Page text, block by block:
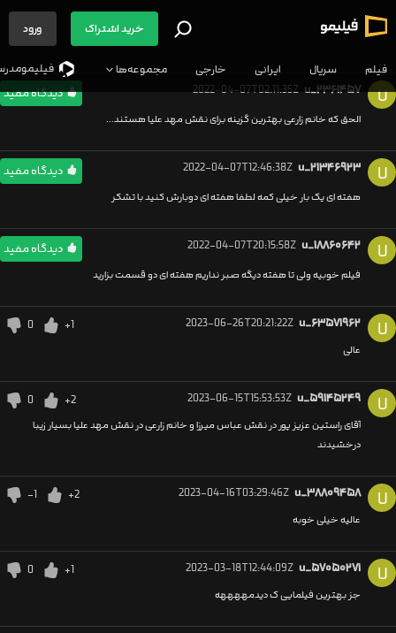
فیلم سریال ایرانی خارجی مجموعه‌ها
خرید اشتراک ورود
U u_۲۳۶۱۴۵۷ 2022-04-07T02:11:35Z دیدگاه مفید
الحق که خانم زارعی بهترین گزینه برای نقش مهد علیا هستند...
U u_۲۱۳۴۶۹۲۳ 2022-04-07T12:46:38Z دیدگاه مفید
هفته ای یک بار خیلی کمه لطفا هفته ای دوبارش کنید با تشکر
U u_۱۸۸۶۰۶۴۲ 2022-04-07T20:15:58Z دیدگاه مفید
فیلم خوبیه ولی تا هفته دیگه صبر نداریم هفته ای دو قسمت بزارید
U u_۶۳۵۷۱۹۶۲ 2023-06-26T20:21:22Z
+1
0
عالی
U u_۵۹۱۴۵۲۴۹ 2023-06-15T15:53:53Z
+2
0
آقای راستین عزیز پور در نقش عباس میرزا و خانم زارعی در نقش مهد علیا بسیار زیبا
درخشیدند
U u_۳۸۸۰۹۴۵۸ 2023-04-16T03:29:46Z
+2
-1
عالیه خیلی خوبه
U u_۵۷۰۵۰۲۷۱ 2023-03-18T12:44:09Z
+1
0
جز بهترین فیلمایی ک دیدمههههه